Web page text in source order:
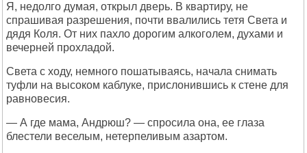
Я, недолго думая, открыл дверь. В квартиру, не
спрашивая разрешения, почти ввалились тетя Света и
дядя Коля. От них пахло дорогим алкоголем, духами и
вечерней прохладой.
Света с ходу, немного пошатываясь, начала снимать
туфли на высоком каблуке, прислонившись к стене для
равновесия.
— А где мама, Андрюш? — спросила она, ее глаза
блестели веселым, нетерпеливым азартом.